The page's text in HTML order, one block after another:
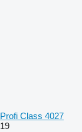
Profi Class 4027
19